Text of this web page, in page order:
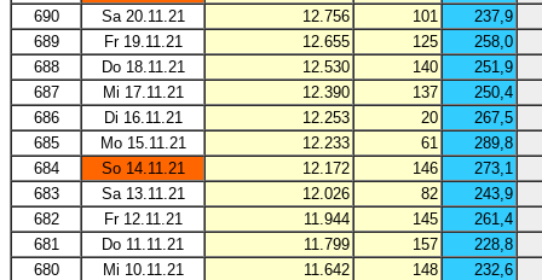
690
Sa 20.11.21 12.756 101
237,9
689
Fr 19.11.21 12.655 125
258,0
688
Do 18.11.21 12.530 140
251,9
687
Mi 17.11.21 12.390 137
250,4
686
Di 16.11.21 12.253 20
267,5
685
Mo 15.11.21 12.233 61
289,8
684
So 14.11.21 12.172 146
273,1
683
Sa 13.11.21 12.026 82
243,9
682
Fr 12.11.21 11.944 145
261,4
681
Do 11.11.21 11.799 157
228,8
680
Mi 10.11.21 11.642 148
232,6